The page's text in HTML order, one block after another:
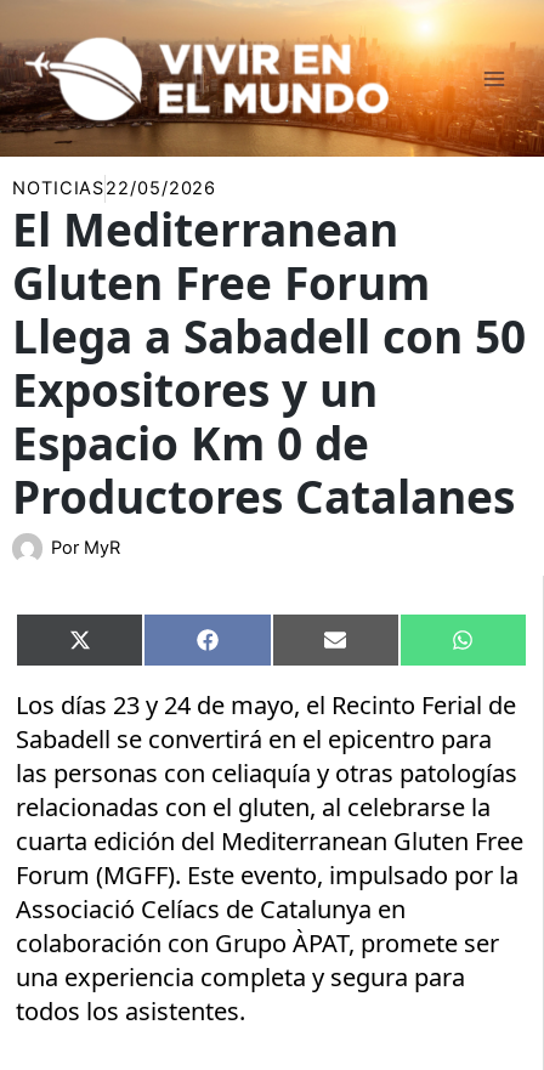
al
contenido
NOTICIAS22/05/2026
El Mediterranean
Gluten Free Forum
Llega a Sabadell con 50
Expositores y un
Espacio Km 0 de
Productores Catalanes
Por MyR
Compartir
en
X
(Twitter)
Compartir
en
Facebook Compartir
en
Email
en
Los días 23 y 24 de mayo, el Recinto Ferial de
Sabadell se convertirá en el epicentro para
las personas con celiaquía y otras patologías
relacionadas con el gluten, al celebrarse la
cuarta edición del Mediterranean Gluten Free
Forum (MGFF). Este evento, impulsado por la
Associació Celíacs de Catalunya en
colaboración con Grupo ÀPAT, promete ser
una experiencia completa y segura para
todos los asistentes.